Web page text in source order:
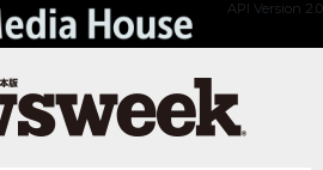
API Version 2.0